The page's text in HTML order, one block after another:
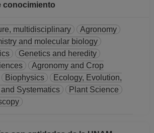
hasta 15-02-2020
ASIGNATURA A TP
No Definitivo
Facultad de Ciencias
Desde 16-10-2015
hasta 31-01-2016
PROFESOR
conocimiento
multidisciplinary
Agronomy
and molecular biology
Genetics and heredity
Agronomy and Crop
Biophysics
Ecology, Evolution,
Systematics
Plant Science